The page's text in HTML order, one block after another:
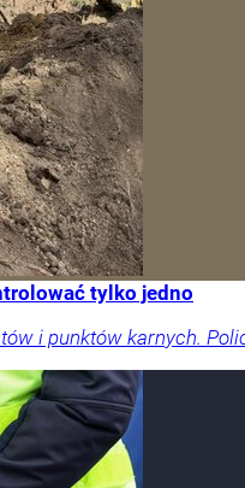
tylko jedno
i punktów karnych.